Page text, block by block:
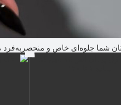
شما جلوه‌ای خاص و